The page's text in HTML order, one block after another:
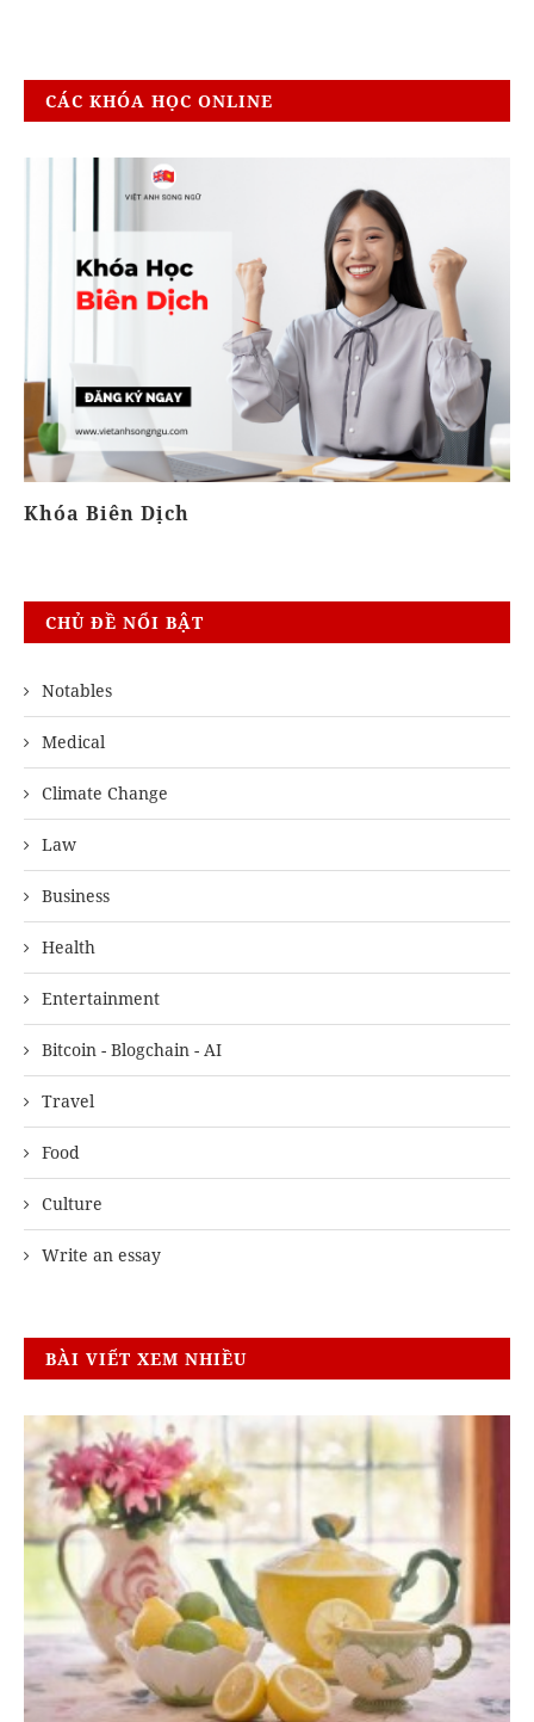
CÁC KHÓA HỌC ONLINE
Khóa Biên Dịch
CHỦ ĐỀ NỔI BẬT
Notables
Medical
Climate Change
Law
Business
Health
Entertainment
Bitcoin - Blogchain - AI
Travel
Food
Culture
Write an essay
BÀI VIẾT XEM NHIỀU